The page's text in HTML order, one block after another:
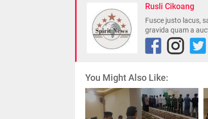
Rusli Cikoang
Fusce justo lacus,
gravida quam a
You Might Also Like: